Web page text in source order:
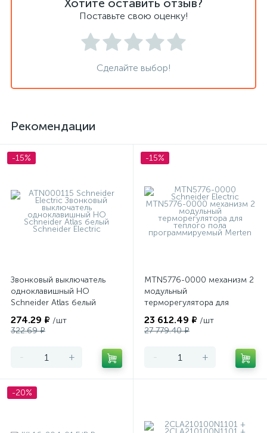
Хотите оставить отзыв?
Поставьте свою оценку!
Сделайте выбор!
Рекомендации
-15%
Звонковый выключатель
одноклавишный НО
Schneider Atlas белый
274.29 ₽ /шт
322.69 ₽
- +
-15%
MTN5776-0000 механизм 2
модульный
терморегулятора для
программируемый Merten
23 612.49 ₽ /шт
27 779.40 ₽
- +
-20%